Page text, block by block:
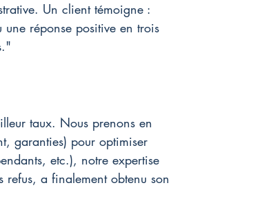
Un client témoigne :
réponse positive en trois
taux. Nous prenons en
garanties) pour optimiser
etc.), notre expertise
a finalement obtenu son